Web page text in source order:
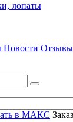
лопаты
Новости Отзывы